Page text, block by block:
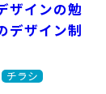
ザインの勉
デザイン制
チラシ